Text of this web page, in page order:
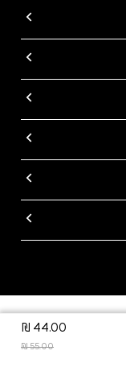
44.00 ₪
55.00 ₪